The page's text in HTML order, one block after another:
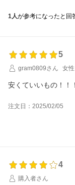
1人が参考になったと回
5
gram0809さん
女性
安くていいもの！！
注文日：2025/02/05
4
購入者さん